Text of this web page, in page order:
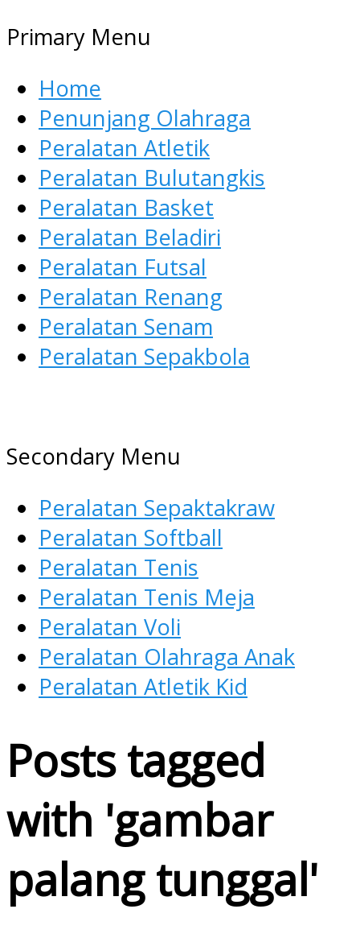
Primary Menu
Home
Penunjang Olahraga
Peralatan Atletik
Peralatan Bulutangkis
Peralatan Basket
Peralatan Beladiri
Peralatan Futsal
Peralatan Renang
Peralatan Senam
Peralatan Sepakbola
AGEN ALAT OLAHRAGA
Menyediakan Alat Olahraga
Secondary Menu
Peralatan Sepaktakraw
Peralatan Softball
Peralatan Tenis
Peralatan Tenis Meja
Peralatan Voli
Peralatan Olahraga Anak
Peralatan Atletik Kid
Posts tagged
with 'gambar
palang tunggal'